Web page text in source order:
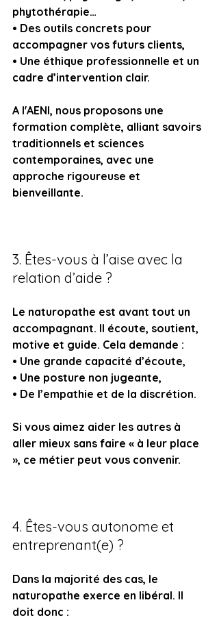
phytothérapie…
• Des outils concrets pour
accompagner vos futurs clients,
• Une éthique professionnelle et un
cadre d’intervention clair.
A l'AENI, nous proposons une
formation complète, alliant savoirs
traditionnels et sciences
contemporaines, avec une
approche rigoureuse et
bienveillante.
3. Êtes-vous à l’aise avec la
relation d’aide ?
Le naturopathe est avant tout un
accompagnant. Il écoute, soutient,
motive et guide. Cela demande :
• Une grande capacité d’écoute,
• Une posture non jugeante,
• De l’empathie et de la discrétion.
Si vous aimez aider les autres à
aller mieux sans faire « à leur place
», ce métier peut vous convenir.
4. Êtes-vous autonome et
entreprenant(e) ?
Dans la majorité des cas, le
naturopathe exerce en libéral. Il
doit donc :